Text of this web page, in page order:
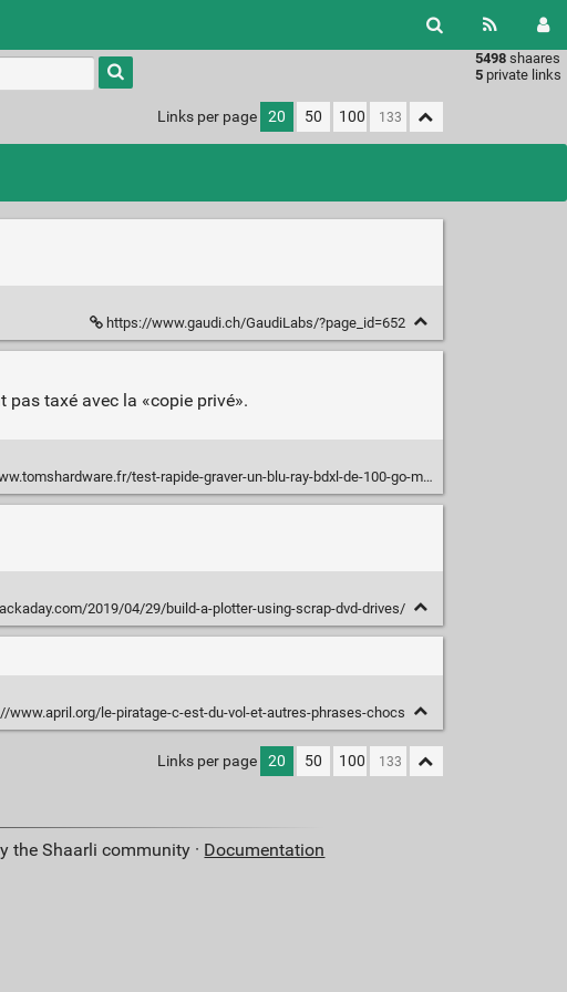
5498 shaares
5 private links
Type 1 or
more
characters
results.
Links per page 20 50 100
https://www.gaudi.ch/GaudiLabs/?page_id=652
taxé avec la «copie privé».
test-rapide-graver-un-blu-ray-bdxl-de-100-go-maj/
2019/04/29/build-a-plotter-using-scrap-dvd-drives/
www.april.org/le-piratage-c-est-du-vol-et-autres-phrases-chocs
Links per page 20 50 100
the Shaarli community · Documentation